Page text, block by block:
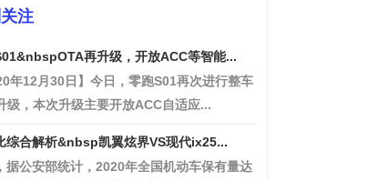
注
再升级，开放ACC等智能...
年12月30日】今日，零跑S01再次进行整车
级，本次升级主要开放ACC自适应...
综合解析&nbsp凯翼炫界VS现代ix25...
据公安部统计，2020年全国机动车保有量达